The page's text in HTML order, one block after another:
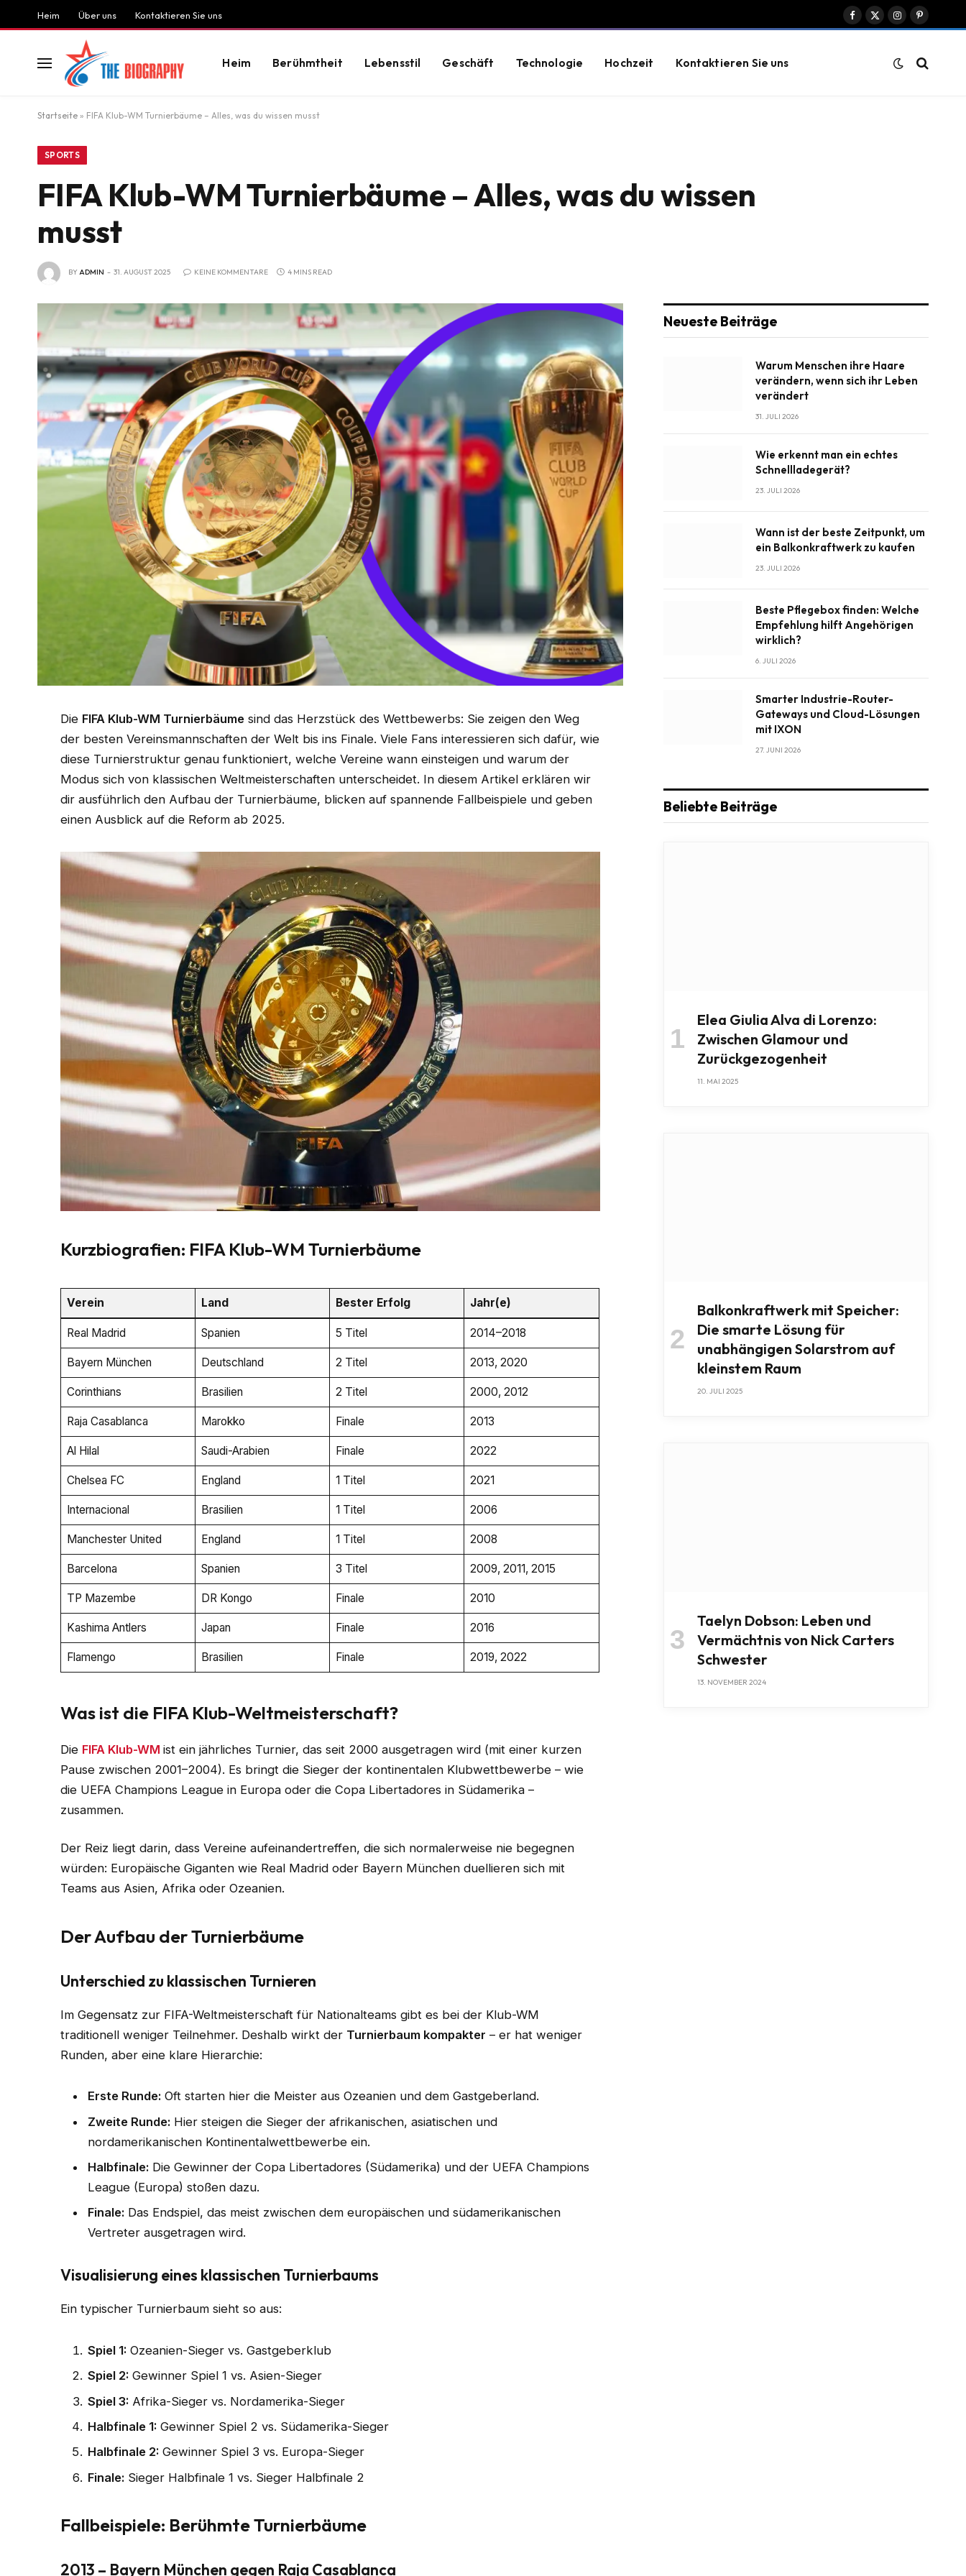
Heim Über uns Kontaktieren Sie uns
Facebook
X
InstagramPinterest
Heim Berühmtheit Lebensstil Geschäft Technologie Hochzeit Kontaktieren Sie uns
Startseite » FIFA Klub-WM Turnierbäume – Alles, was du wissen musst
SPORTS
FIFA Klub-WM Turnierbäume – Alles, was du wissen
musst
BYADMIN 31. AUGUST 2025 KEINE KOMMENTARE 4 MINS READ
Die FIFA Klub-WM Turnierbäume sind das Herzstück des Wettbewerbs: Sie zeigen den Weg
der besten Vereinsmannschaften der Welt bis ins Finale. Viele Fans interessieren sich dafür, wie
diese Turnierstruktur genau funktioniert, welche Vereine wann einsteigen und warum der
Modus sich von klassischen Weltmeisterschaften unterscheidet. In diesem Artikel erklären wir
dir ausführlich den Aufbau der Turnierbäume, blicken auf spannende Fallbeispiele und geben
einen Ausblick auf die Reform ab 2025.
Kurzbiografien: FIFA Klub-WM Turnierbäume
Verein Land Bester Erfolg Jahr(e)
Real Madrid Spanien 5 Titel 2014–2018
Bayern München Deutschland 2 Titel 2013, 2020
Corinthians Brasilien 2 Titel 2000, 2012
Raja Casablanca Marokko Finale 2013
Al Hilal Saudi-Arabien Finale 2022
Chelsea FC England 1 Titel 2021
Internacional Brasilien 1 Titel 2006
Manchester United England 1 Titel 2008
Barcelona Spanien 3 Titel 2009, 2011, 2015
TP Mazembe DR Kongo Finale 2010
Kashima Antlers Japan Finale 2016
Flamengo Brasilien Finale 2019, 2022
Was ist die FIFA Klub-Weltmeisterschaft?
Die FIFA Klub-WMist ein jährliches Turnier, das seit 2000 ausgetragen wird (mit einer kurzen
Pause zwischen 2001–2004). Es bringt die Sieger der kontinentalen Klubwettbewerbe – wie
die UEFA Champions League in Europa oder die Copa Libertadores in Südamerika –
zusammen.
Der Reiz liegt darin, dass Vereine aufeinandertreffen, die sich normalerweise nie begegnen
würden: Europäische Giganten wie Real Madrid oder Bayern München duellieren sich mit
Teams aus Asien, Afrika oder Ozeanien.
Der Aufbau der Turnierbäume
Unterschied zu klassischen Turnieren
Im Gegensatz zur FIFA-Weltmeisterschaft für Nationalteams gibt es bei der Klub-WM
traditionell weniger Teilnehmer. Deshalb wirkt der Turnierbaum kompakter – er hat weniger
Runden, aber eine klare Hierarchie:
Erste Runde: Oft starten hier die Meister aus Ozeanien und dem Gastgeberland.
Zweite Runde: Hier steigen die Sieger der afrikanischen, asiatischen und
nordamerikanischen Kontinentalwettbewerbe ein.
Halbfinale: Die Gewinner der Copa Libertadores (Südamerika) und der UEFA Champions
League (Europa) stoßen dazu.
Finale: Das Endspiel, das meist zwischen dem europäischen und südamerikanischen
Vertreter ausgetragen wird.
Visualisierung eines klassischen Turnierbaums
Ein typischer Turnierbaum sieht so aus:
Spiel 1: Ozeanien-Sieger vs. Gastgeberklub
Spiel 2: Gewinner Spiel 1 vs. Asien-Sieger
Spiel 3: Afrika-Sieger vs. Nordamerika-Sieger
Halbfinale 1: Gewinner Spiel 2 vs. Südamerika-Sieger
Halbfinale 2: Gewinner Spiel 3 vs. Europa-Sieger
Finale: Sieger Halbfinale 1 vs. Sieger Halbfinale 2
Fallbeispiele: Berühmte Turnierbäume
2013 – Bayern München gegen Raja Casablanca
Neueste Beiträge
Warum Menschen ihre Haare
verändern, wenn sich ihr Leben
verändert
31. JULI 2026
Wie erkennt man ein echtes
Schnellladegerät?
23. JULI 2026
Wann ist der beste Zeitpunkt, um
ein Balkonkraftwerk zu kaufen
23. JULI 2026
Beste Pflegebox finden: Welche
Empfehlung hilft Angehörigen
wirklich?
6. JULI 2026
Smarter Industrie-Router-
Gateways und Cloud-Lösungen
mit IXON
27. JUNI 2026
Beliebte Beiträge
Elea Giulia Alva di Lorenzo:
Zwischen Glamour und
Zurückgezogenheit
11. MAI 2025
Balkonkraftwerk mit Speicher:
Die smarte Lösung für
unabhängigen Solarstrom auf
kleinstem Raum
20. JULI 2025
Taelyn Dobson: Leben und
Vermächtnis von Nick Carters
Schwester
13. NOVEMBER 2024